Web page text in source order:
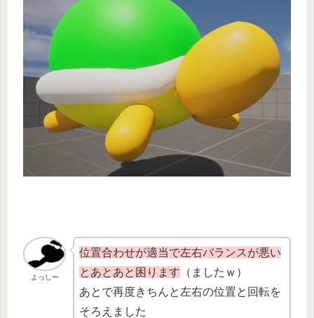
よっしー
位置合わせが適当で左右バランスが悪い
とあとあと困ります （ましたｗ）
あとで再度きちんと左右の位置と回転を
そろえました